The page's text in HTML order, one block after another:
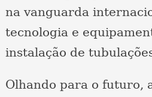
na vanguarda
tecnologia e
instalação de
Olhando para o futuro,